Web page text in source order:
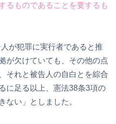
るものであることを要するも
が犯罪に実行者であると推
が欠けていても、その他の点
それと被告人の自白とを綜合
に足る以上、憲法38条3項の
ない」としました。